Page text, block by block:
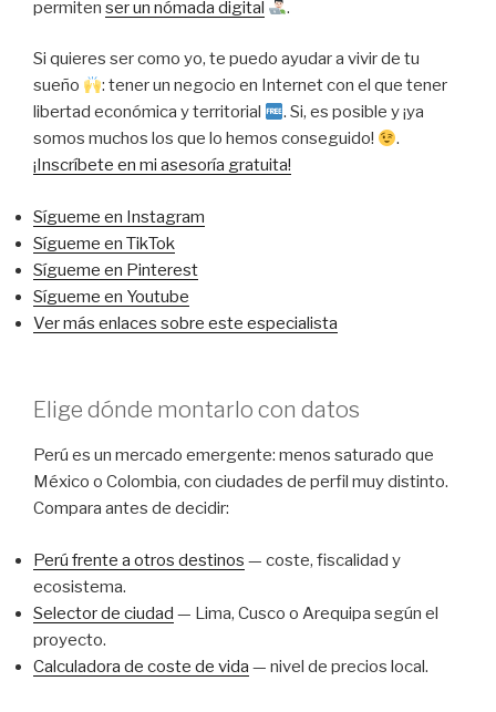
permiten ser un nómada digital .
Si quieres ser como yo, te puedo ayudar a vivir de tu
sueño
: tener un negocio en Internet con el que tener
libertad económica y territorial
. Si, es posible y ¡ya
somos muchos los que lo hemos conseguido!
.
¡Inscríbete en mi asesoría gratuita!
Sígueme en Instagram
Sígueme en TikTok
Sígueme en Pinterest
Sígueme en Youtube
Ver más enlaces sobre este especialista
Elige dónde montarlo con datos
Perú es un mercado emergente: menos saturado que
México o Colombia, con ciudades de perfil muy distinto.
Compara antes de decidir:
Perú frente a otros destinos — coste, fiscalidad y
ecosistema.
Selector de ciudad — Lima, Cusco o Arequipa según el
proyecto.
Calculadora de coste de vida — nivel de precios local.